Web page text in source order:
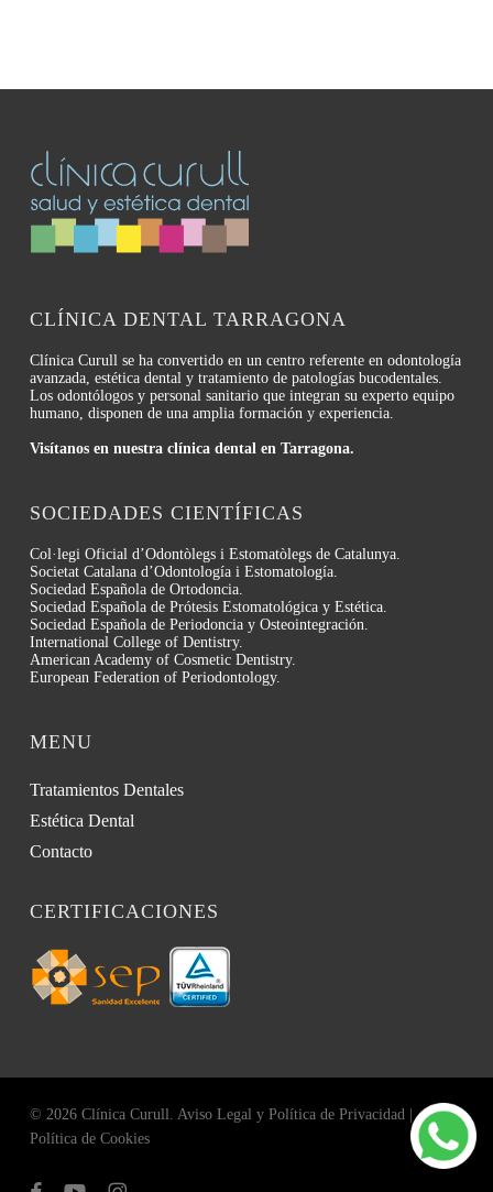
CLÍNICA DENTAL TARRAGONA
Clínica Curull se ha convertido en un centro referente en odontología
avanzada, estética dental y tratamiento de patologías bucodentales.
Los odontólogos y personal sanitario que integran su experto equipo
humano, disponen de una amplia formación y experiencia.
Visítanos en nuestra clínica dental en Tarragona.
SOCIEDADES CIENTÍFICAS
Col·legi Oficial d’Odontòlegs i Estomatòlegs de Catalunya.
Societat Catalana d’Odontología i Estomatología.
Sociedad Española de Ortodoncia.
Sociedad Española de Prótesis Estomatológica y Estética.
Sociedad Española de Periodoncia y Osteointegración.
International College of Dentistry.
American Academy of Cosmetic Dentistry.
European Federation of Periodontology.
MENU
Tratamientos Dentales
Estética Dental
Contacto
CERTIFICACIONES
© 2026 Clínica Curull. Aviso Legal y Política de Privacidad|
Política de Cookies